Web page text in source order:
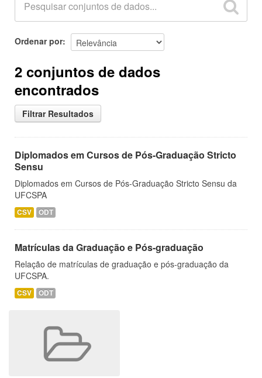
Ordenar por
2 conjuntos de dados
encontrados
Filtrar Resultados
Diplomados em Cursos de Pós-Graduação Stricto
Sensu
Diplomados em Cursos de Pós-Graduação Stricto Sensu da
UFCSPA
CSV ODT
Matrículas da Graduação e Pós-graduação
Relação de matrículas de graduação e pós-graduação da
UFCSPA.
CSV ODT